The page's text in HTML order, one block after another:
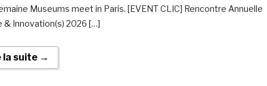
Museums meet in Paris. [EVENT CLIC] Rencontre Annuelle
& Innovation(s) 2026 […]
la suite →